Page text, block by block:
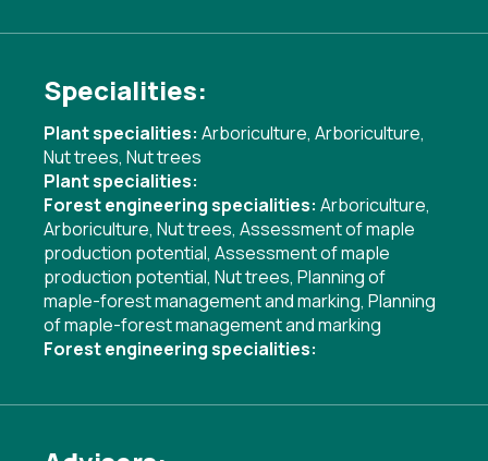
Specialities:
Plant specialities: Arboriculture, Arboriculture,
Nut trees, Nut trees
Plant specialities:
Forest engineering specialities: Arboriculture,
Arboriculture, Nut trees, Assessment of maple
production potential, Assessment of maple
production potential, Nut trees, Planning of
maple-forest management and marking, Planning
of maple-forest management and marking
Forest engineering specialities: